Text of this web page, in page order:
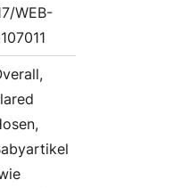
WEB-